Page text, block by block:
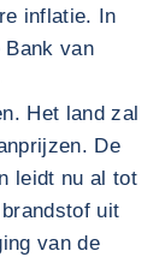
inflatie. In
Bank van
Het land zal
De
leidt nu al tot
uit
van de